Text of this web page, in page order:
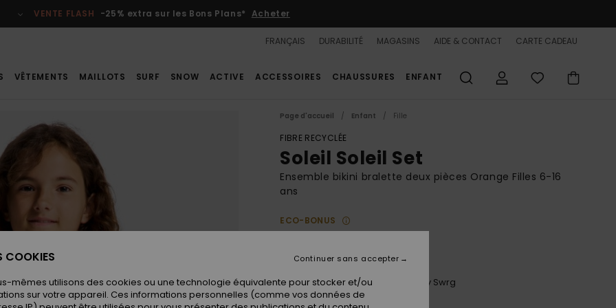
VENTE FLASH -25% extra sur les Bons Plans* Acheter
FRANÇAIS DURABILITÉ MAGASINS AIDE & CONTACT CARTE CADEAU
VÊTEMENTS MAILLOTS SURF SNOW ACTIVE ACCESSOIRES CHAUSSURES ENFANT
Page d'accueil Enfant Fille
FIBRE RECYCLÉE
Soleil Soleil Set
Ensemble bikini bralette deux pièces Orange Filles 6-16
ans
ECO-BONUS
CouleurPlumeria Wildside Paisley Swrg
COOKIES
mêmes utilisons des cookies ou une technologie équivalente pour stocker et/ou
sur votre appareil. Ces informations personnelles (comme vos données de
Continuer sans accepter